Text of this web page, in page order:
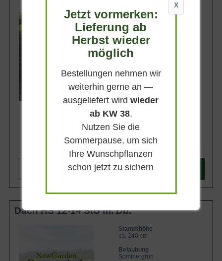
Belaubung
Sommergrün
Blatt- / Nadelfarbe
Sattgrün
Sonnig
Lieferbar
+ In den Warenkorb
Dach HS 12-14 StU m. Db.
Stammhöhe
ca. 240 cm
Belaubung
Sommergrün
X
Jetzt vormerken:
Lieferung ab
Herbst wieder
möglich
Bestellungen nehmen wir
weiterhin gerne an —
ausgeliefert wirdwieder
ab KW 38.
Nutzen Sie die
Sommerpause, um sich
Ihre Wunschpflanzen
schon jetzt zu sichern